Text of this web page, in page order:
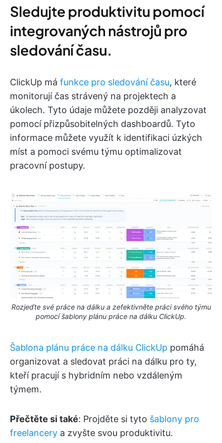
Sledujte produktivitu pomocí
integrovaných nástrojů pro
sledování času.
ClickUp má funkce pro sledování času, které
monitorují čas strávený na projektech a
úkolech. Tyto údaje můžete později analyzovat
pomocí přizpůsobitelných dashboardů. Tyto
informace můžete využít k identifikaci úzkých
míst a pomoci svému týmu optimalizovat
pracovní postupy.
Rozjeďte své práce na dálku a zefektivněte práci svého týmu
pomocí šablony plánu práce na dálku ClickUp.
Šablona plánu práce na dálku ClickUp pomáhá
organizovat a sledovat práci na dálku pro ty,
kteří pracují s hybridním nebo vzdáleným
týmem.
Přečtěte si také: Projděte si tyto šablony pro
freelancery a zvyšte svou produktivitu.